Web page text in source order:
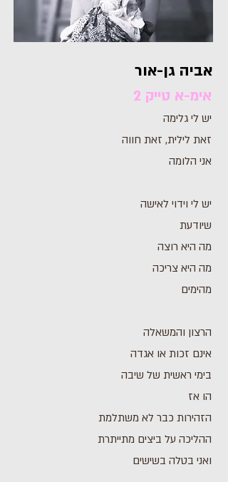
אביה גן-אור
אימ-א טייק 2
יש לי גלימה
זאת לילית, זאת חווה
אני הלומה
יש לי וידוי לאישה
שיודעת
מה היא רוצה
מה היא צריכה
מהימים
הרצון והמשאלה
אינם זכות או אגדה
בימי ראשית של שיבה
הו אז
הזהירות כבר לא משתלמת
ההליכה על ביצים מתייתרת
ואני בטלה בשישים